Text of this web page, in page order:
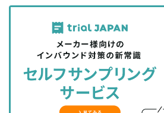
記
を
シ
ェ
記
事
を
シ
ェ
ア
な
ッ
ク
マ